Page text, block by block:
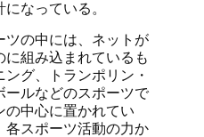
なっている。
ツの中には、ネットが
に組み込まれているも
グ、トランポリン・
ールなどのスポーツで
の中心に置かれてい
各スポーツ活動の力か